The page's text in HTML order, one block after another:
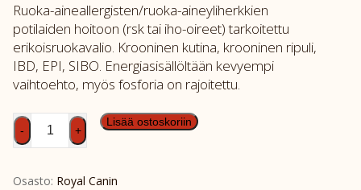
Ruoka-aineallergisten/ruoka-aineyliherkkien
potilaiden hoitoon (rsk tai iho-oireet) tarkoitettu
erikoisruokavalio. Krooninen kutina, krooninen ripuli,
IBD, EPI, SIBO. Energiasisällöltään kevyempi
vaihtoehto, myös fosforia on rajoitettu.
RC
Dog
Hypoallergenic
- +
Lisää ostoskoriin
Osasto: Royal Canin